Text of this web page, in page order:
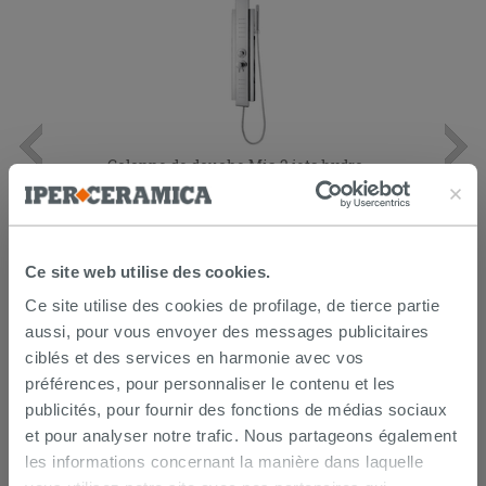
Ce site web utilise des cookies.
Ce site utilise des cookies de profilage, de tierce partie
aussi, pour vous envoyer des messages publicitaires
ciblés et des services en harmonie avec vos
préférences, pour personnaliser le contenu et les
publicités, pour fournir des fonctions de médias sociaux
et pour analyser notre trafic. Nous partageons également
les informations concernant la manière dans laquelle
Colonne de douche Mia 2 jets hydro
acier inox brillant effet miroir